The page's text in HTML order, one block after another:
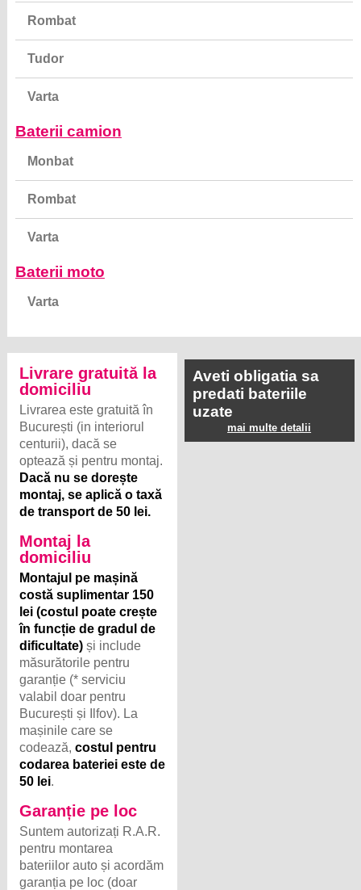
Rombat
Tudor
Varta
Baterii camion
Monbat
Rombat
Varta
Baterii moto
Varta
Livrare gratuită la
domiciliu
Livrarea este gratuită în
București (in interiorul
centurii), dacă se
optează și pentru montaj.
Dacă nu se dorește
montaj, se aplică o taxă
de transport de 50 lei.
Montaj la
domiciliu
Montajul pe mașină
costă suplimentar 150
lei (costul poate crește
în funcție de gradul de
dificultate) și include
măsurătorile pentru
garanție (* serviciu
valabil doar pentru
București și Ilfov). La
mașinile care se
codează,costul pentru
codarea bateriei este de
50 lei.
Garanție pe loc
Suntem autorizați R.A.R.
pentru montarea
bateriilor auto și acordăm
garanția pe loc (doar
Aveti obligatia sa
predati bateriile
uzate
mai multe detalii